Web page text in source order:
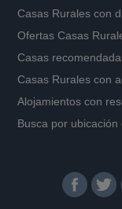
Casas Rurales con
Ofertas Casas
Casas
Casas Rurales con
Alojamientos con
Busca por ubicación